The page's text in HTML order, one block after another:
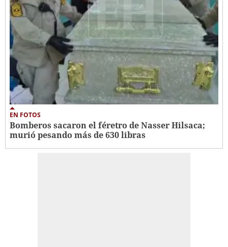
EN FOTOS
Bomberos sacaron el féretro de Nasser Hilsaca;
murió pesando más de 630 libras